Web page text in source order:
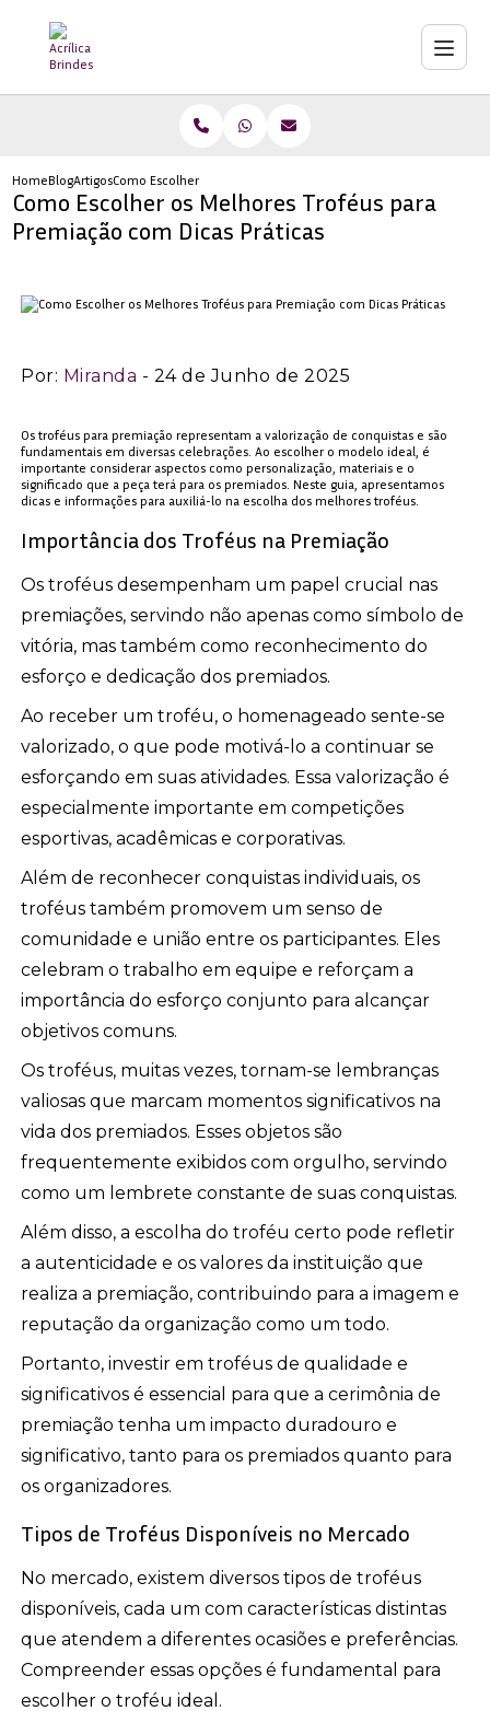
HomeBlogArtigosComo Escolher os Melhores Troféus para Premiação com Dicas
Como Escolher os Melhores Troféus para
Premiação com Dicas Práticas
Por: Miranda - 24 de Junho de 2025
Os troféus para premiação representam a valorização de conquistas e são
fundamentais em diversas celebrações. Ao escolher o modelo ideal, é
importante considerar aspectos como personalização, materiais e o
significado que a peça terá para os premiados. Neste guia, apresentamos
dicas e informações para auxiliá-lo na escolha dos melhores troféus.
Importância dos Troféus na Premiação
Os troféus desempenham um papel crucial nas
premiações, servindo não apenas como símbolo de
vitória, mas também como reconhecimento do
esforço e dedicação dos premiados.
Ao receber um troféu, o homenageado sente-se
valorizado, o que pode motivá-lo a continuar se
esforçando em suas atividades. Essa valorização é
especialmente importante em competições
esportivas, acadêmicas e corporativas.
Além de reconhecer conquistas individuais, os
troféus também promovem um senso de
comunidade e união entre os participantes. Eles
celebram o trabalho em equipe e reforçam a
importância do esforço conjunto para alcançar
objetivos comuns.
Os troféus, muitas vezes, tornam-se lembranças
valiosas que marcam momentos significativos na
vida dos premiados. Esses objetos são
frequentemente exibidos com orgulho, servindo
como um lembrete constante de suas conquistas.
Além disso, a escolha do troféu certo pode refletir
a autenticidade e os valores da instituição que
realiza a premiação, contribuindo para a imagem e
reputação da organização como um todo.
Portanto, investir em troféus de qualidade e
significativos é essencial para que a cerimônia de
premiação tenha um impacto duradouro e
significativo, tanto para os premiados quanto para
os organizadores.
Tipos de Troféus Disponíveis no Mercado
No mercado, existem diversos tipos de troféus
disponíveis, cada um com características distintas
que atendem a diferentes ocasiões e preferências.
Compreender essas opções é fundamental para
escolher o troféu ideal.